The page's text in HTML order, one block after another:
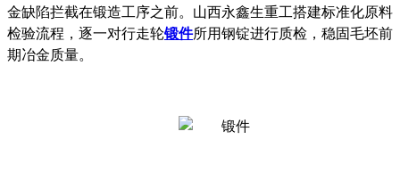
金缺陷拦截在锻造工序之前。山西永鑫生重工搭建标准化原料
检验流程，逐一对行走轮锻件所用钢锭进行质检，稳固毛坯前
期冶金质量。